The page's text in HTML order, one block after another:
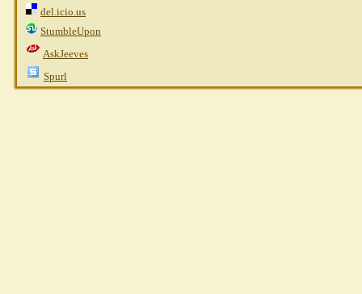
del.icio.us
StumbleUpon
AskJeeves
Spurl